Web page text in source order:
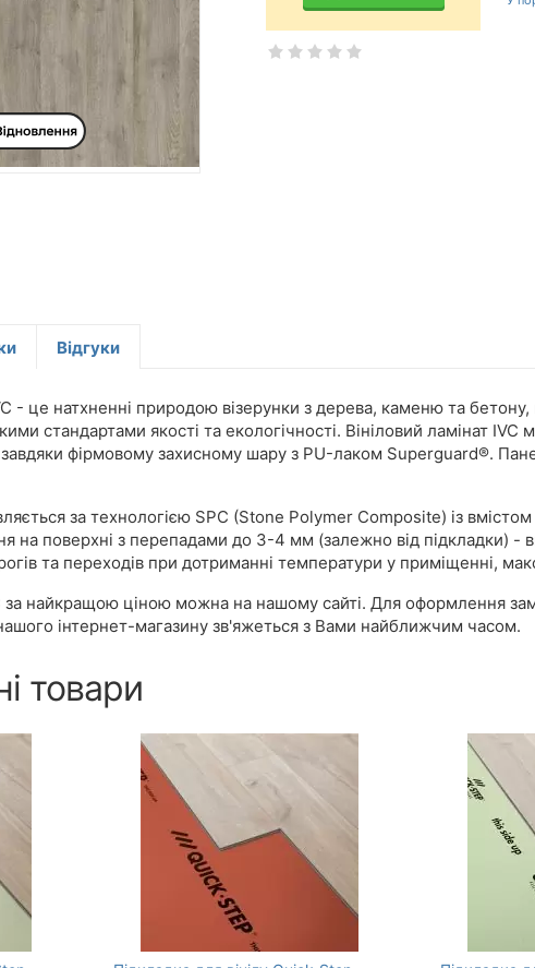
Відгуки
- це натхненні природою візерунки з дерева, каменю та
стандартами якості та екологічності. Вініловий ламінат
фірмовому захисному шару з PU-лаком Superguard®.
за технологією SPC (Stone Polymer Composite) із
на поверхні з перепадами до 3-4 мм (залежно від підкладки) -
та переходів при дотриманні температури у приміщенні,
за найкращою ціною можна на нашому сайті. Для оформлення
інтернет-магазину зв'яжеться з Вами найближчим часом.
товари